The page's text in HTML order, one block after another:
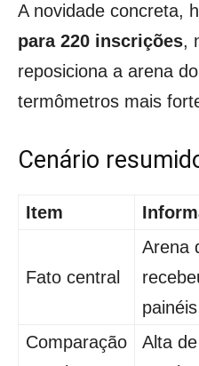
A novidade concreta,
para 220 inscrições,
reposiciona a arena
termômetros mais
Cenário
Item
Fato central
Arena
painéis
Comparação
Alta